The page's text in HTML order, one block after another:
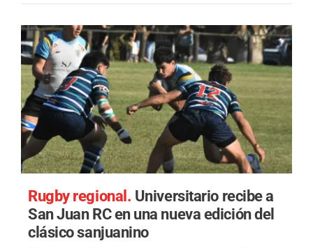
Rugby regional. Universitario recibe a
San Juan RC en una nueva edición del
clásico sanjuanino